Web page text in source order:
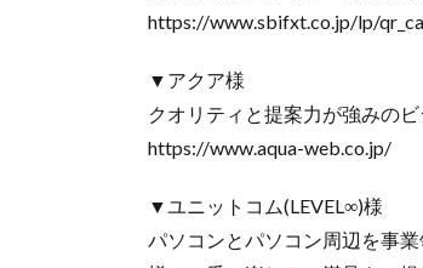
https://www.sbifxt.co.jp/lp/
▼アクア様
クオリティと提案力が強みの
https://www.aqua-web.co.jp/
▼ユニットコム(LEVEL∞)様
パソコンとパソコン周辺を事